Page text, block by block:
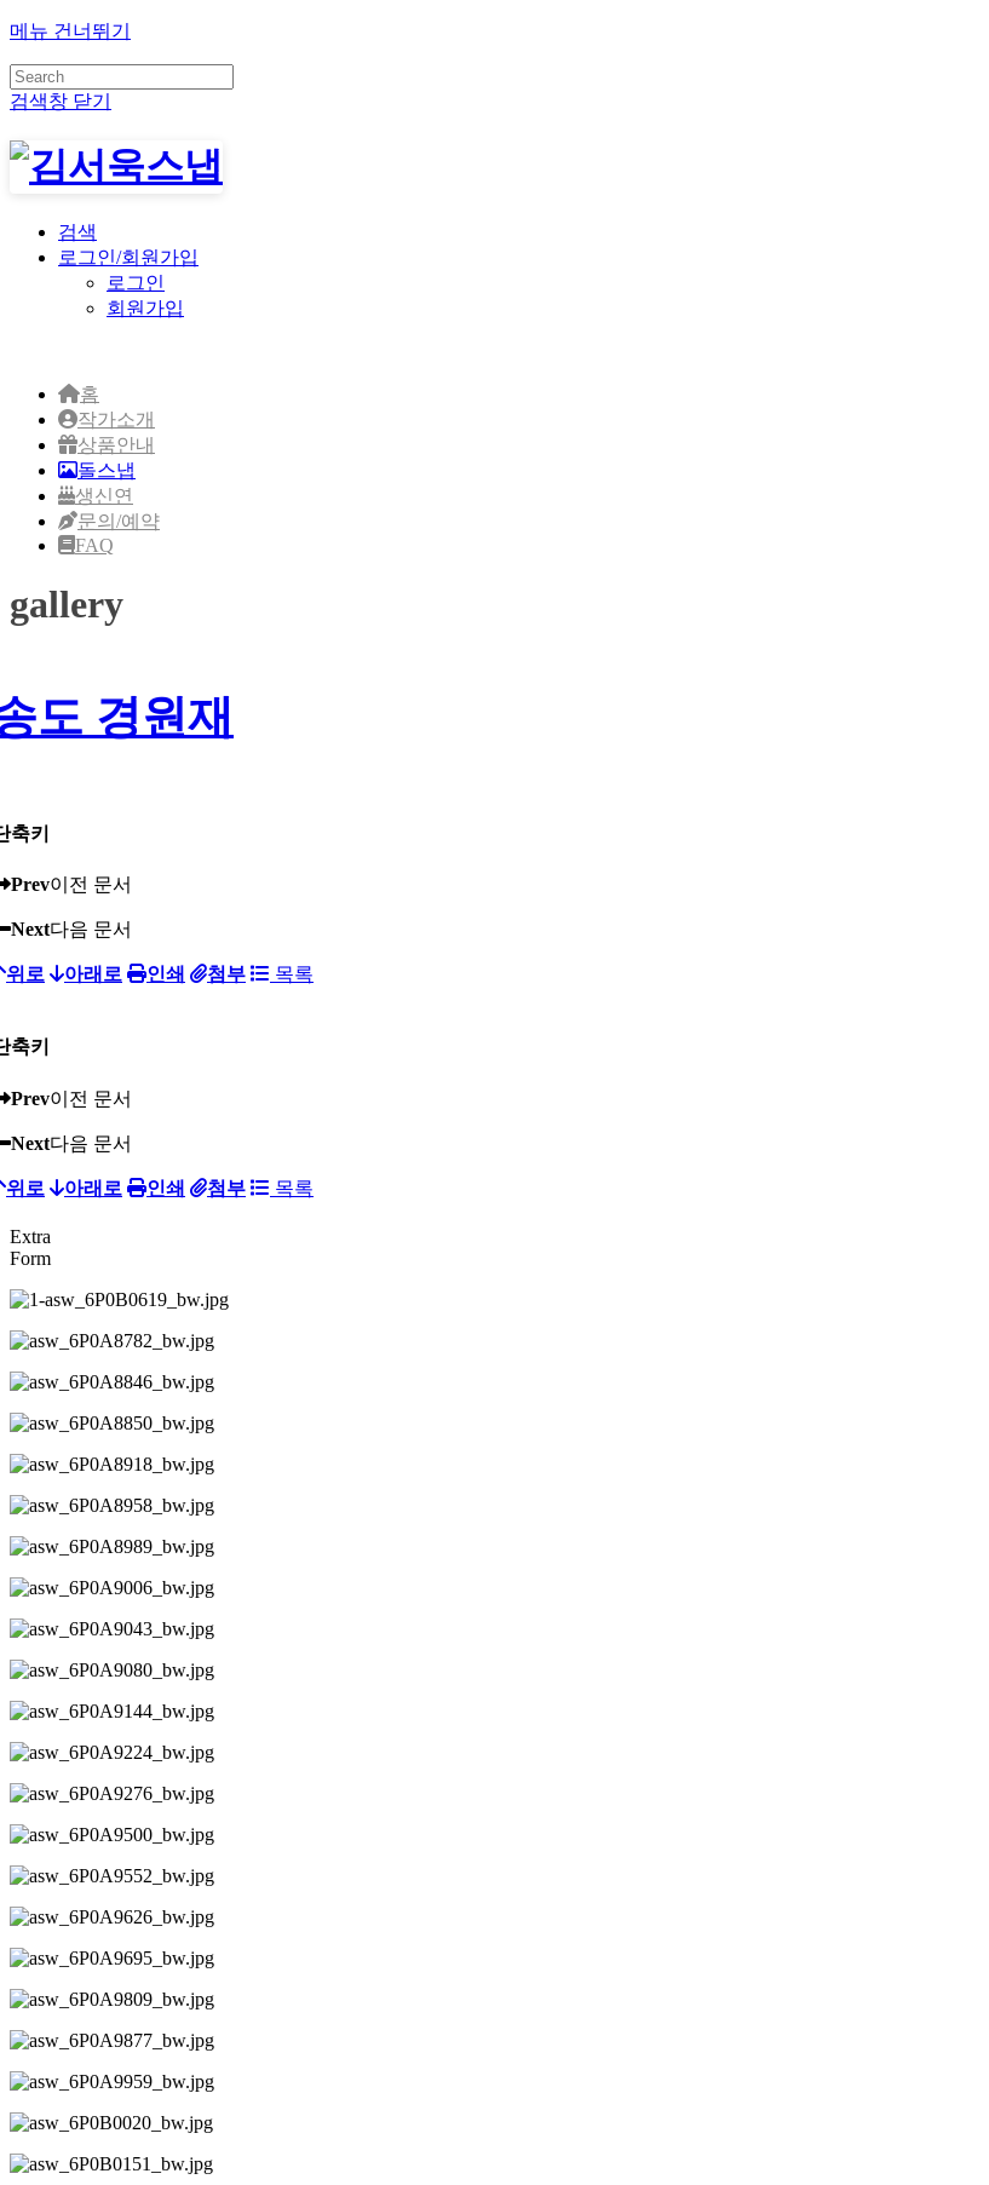
메뉴 건너뛰기
검색창 닫기
검색
로그인/회원가입
로그인
회원가입
홈
작가소개
상품안내
돌스냅
생신연
문의/예약
FAQ
gallery
도 경원재
축키
Prev이전 문서
Next다음 문서
위로 아래로 인쇄 첨부 목록
축키
Prev이전 문서
Next다음 문서
위로 아래로 인쇄 첨부 목록
Extra
Form